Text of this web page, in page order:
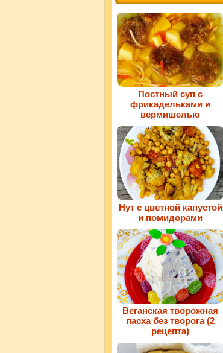
Постный суп с
фрикадельками и
вермишелью
Нут с цветной капустой
и помидорами
Веганская творожная
пасха без творога (2
рецепта)